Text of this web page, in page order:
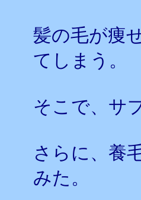
髪の毛が痩
てしまう。
そこで、サ
さらに、養
みた。